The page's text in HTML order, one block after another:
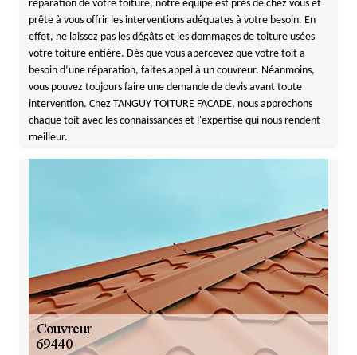
réparation de votre toiture, notre équipe est près de chez vous et
prête à vous offrir les interventions adéquates à votre besoin. En
effet, ne laissez pas les dégâts et les dommages de toiture usées
votre toiture entière. Dès que vous apercevez que votre toit a
besoin d’une réparation, faites appel à un couvreur. Néanmoins,
vous pouvez toujours faire une demande de devis avant toute
intervention. Chez TANGUY TOITURE FACADE, nous approchons
chaque toit avec les connaissances et l'expertise qui nous rendent
meilleur.